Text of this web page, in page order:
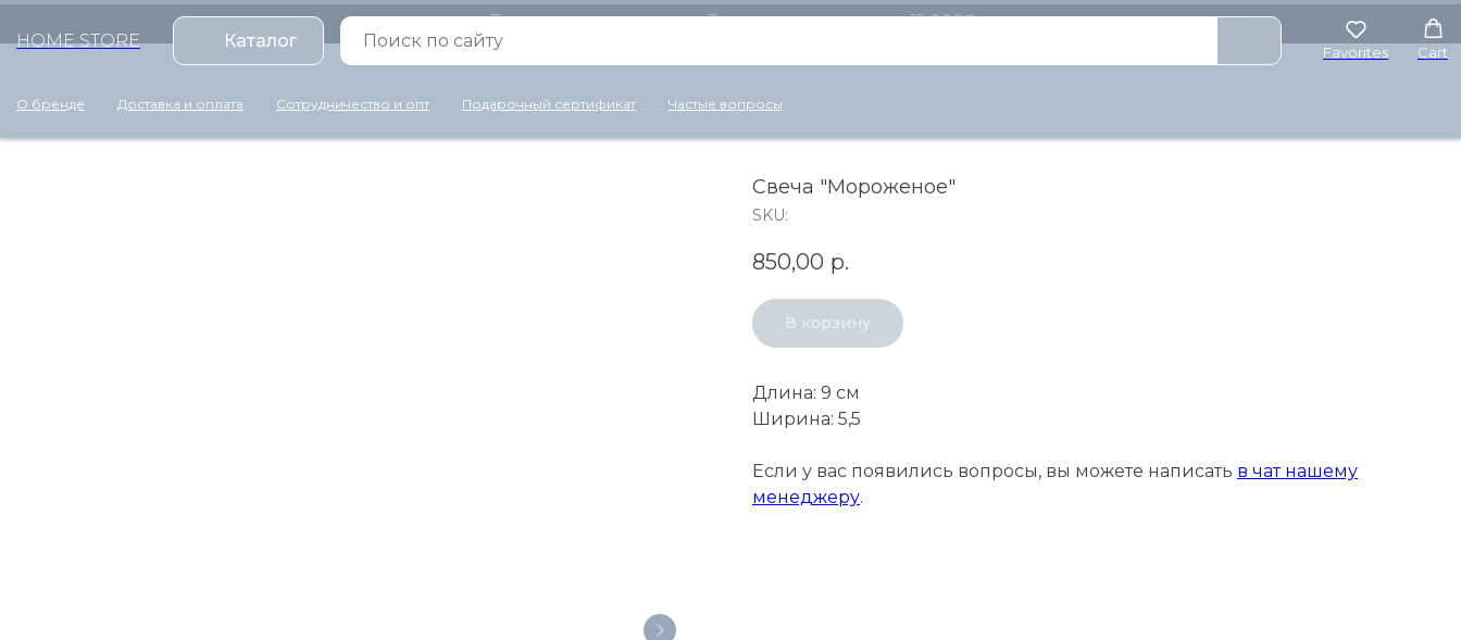
Бесплатная доставка по России для заказов от 15 000₽
HOME STORE
Каталог
Favorites Cart
О бренде Доставка и оплата Сотрудничество и опт Подарочный сертификат Частые вопросы
Свеча "Мороженое"
SKU:
850,00 р.
В корзину
Длина: 9 см
Ширина: 5,5
Если у вас появились вопросы, вы можете написать в чат нашему
менеджеру.